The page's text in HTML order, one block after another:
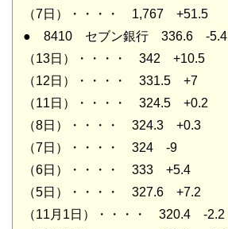
（7日）・・・・ 1,767 +51.5
● 8410 セブン銀行 336.6 -5.4
（13日）・・・・ 342 +10.5
（12日）・・・・ 331.5 +7
（11日）・・・・ 324.5 +0.2
（8日）・・・・ 324.3 +0.3
（7日）・・・・ 324 -9
（6日）・・・・ 333 +5.4
（5日）・・・・ 327.6 +7.2
（11月1日）・・・・ 320.4 -2.2